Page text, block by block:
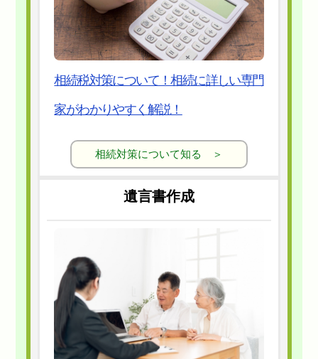
相続税対策について！相続に詳しい専門
家がわかりやすく解説！
相続対策について知る ＞
遺言書作成